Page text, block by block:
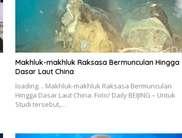
Makhluk-makhluk Raksasa Bermunculan Hingga
Dasar Laut China
loading… Makhluk-makhluk Raksasa Bermunculan
Hingga Dasar Laut China. Foto/ Daily BEIJING – Untuk
Studi tersebut,…